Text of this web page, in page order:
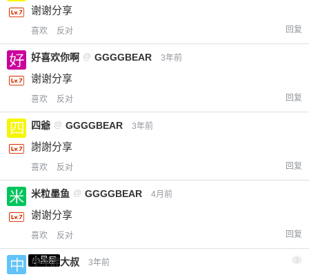
谢谢分享
喜欢 反对 回复
好喜欢你啊 @ GGGGBEAR 3年前
谢谢分享
喜欢 反对 回复
四爺 @ GGGGBEAR 3年前
謝謝分享
喜欢 反对 回复
米粒墨鱼 @ GGGGBEAR 4月前
谢谢分享
喜欢 反对 回复
小黑屋
中年胖大叔 3年前 3